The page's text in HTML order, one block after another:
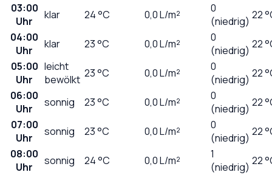
03:00
Uhr
klar 24°C 0,0L/m²
0
(niedrig) 22
04:00
Uhr
klar 23°C 0,0L/m²
0
(niedrig) 22
05:00
Uhr
leicht
bewölkt 23°C 0,0L/m²
0
(niedrig) 22
06:00
Uhr
sonnig 23°C 0,0L/m²
0
(niedrig) 22
07:00
Uhr
sonnig 23°C 0,0L/m²
0
(niedrig) 22
08:00
Uhr
sonnig 24°C 0,0L/m²
1
(niedrig) 22